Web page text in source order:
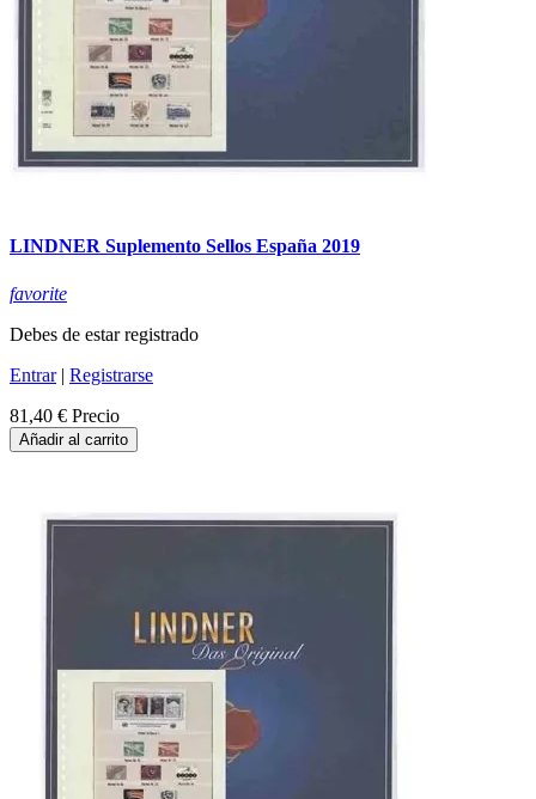
LINDNER Suplemento Sellos España 2019
favorite
Debes de estar registrado
Entrar| Registrarse
81,40 € Precio
Añadir al carrito